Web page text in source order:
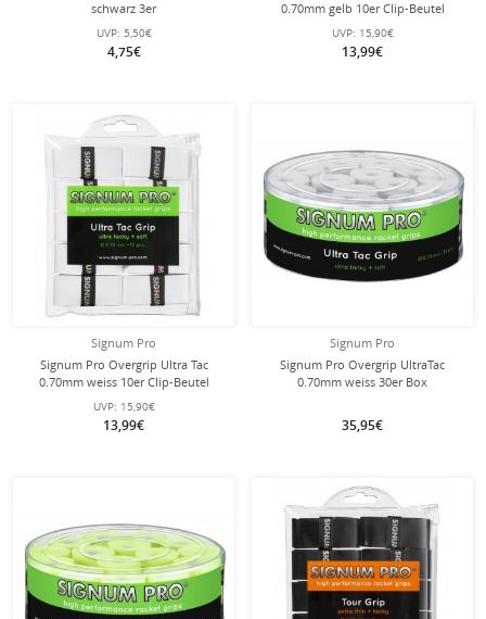
schwarz 3er
UVP: 5,50€
4,75€
0.70mm gelb 10er Clip-Beutel
UVP: 15,90€
13,99€
Signum Pro
Signum Pro Overgrip Ultra Tac
0.70mm weiss 10er Clip-Beutel
UVP: 15,90€
13,99€
Signum Pro
Signum Pro Overgrip UltraTac
0.70mm weiss 30er Box
35,95€